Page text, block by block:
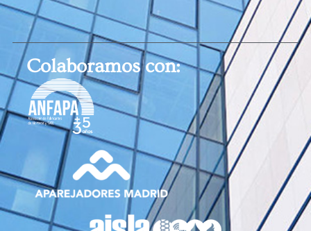
Colaboramos con: